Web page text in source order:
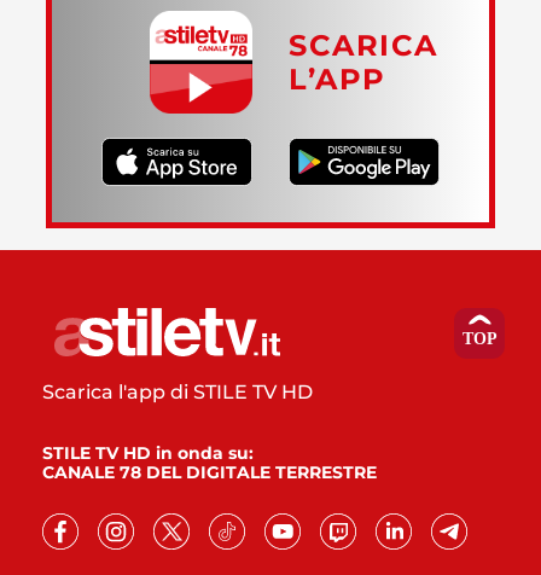
SCARICA
L’APP
Scarica l'app di STILE TV HD
STILE TV HD in onda su:
CANALE 78 DEL DIGITALE TERRESTRE